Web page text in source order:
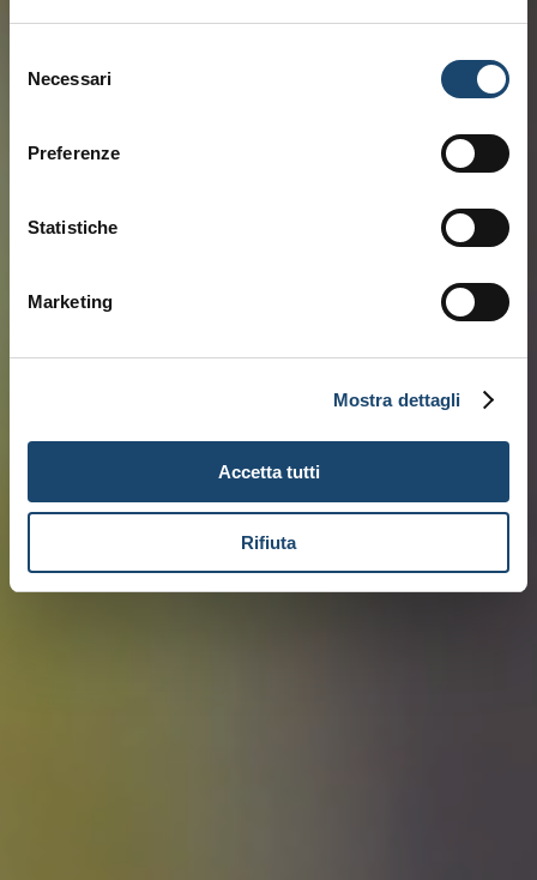
delNecessari
Preferenze
Statistiche
Marketing
Mostra dettagli
Accetta tutti
Rifiuta